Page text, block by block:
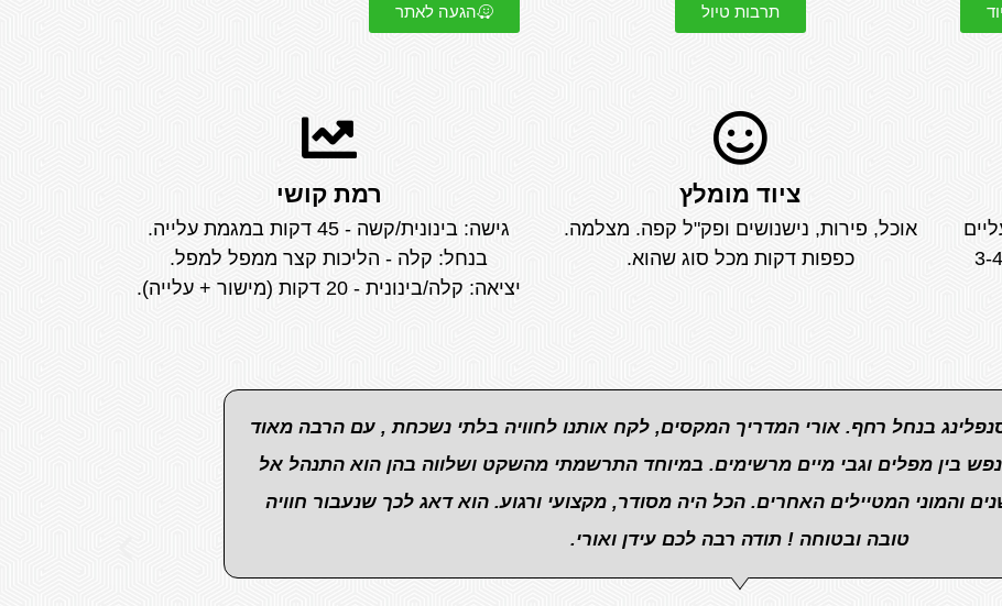
תרבות טיול הגעה לאתר
סגורות, כובע, גומיה לשיער וקרם הגנה. 3-4
ציוד מומלץ
אוכל, פירות, נישנושים ופק"ל קפה. מצלמה.
כפפות דקות מכל סוג שהוא.
רמת קושי
גישה: בינונית/קשה - 45 דקות במגמת עלייה.
בנחל: קלה - הליכות קצר ממפל למפל.
יציאה: קלה/בינונית - 20 דקות (מישור + עלייה).
בנחל רחף. אורי המדריך המקסים, לקח אותנו לחוויה בלתי נשכחת , עם הרבה מאוד
נפש בין מפלים וגבי מיים מרשימים. במיוחד התרשמתי מהשקט ושלווה בהן הוא התנהל אל
והמוני המטיילים האחרים. הכל היה מסודר, מקצועי ורגוע. הוא דאג לכך שנעבור חוויה
טובה ובטוחה ! תודה רבה לכם עידן ואורי.